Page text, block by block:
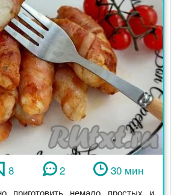
8 2 30 мин
приготовить немало простых и